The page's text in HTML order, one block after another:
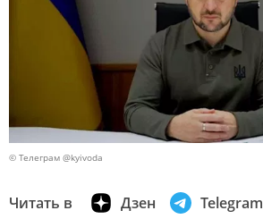
© Телеграм @kyivoda
Читать в Дзен Telegram